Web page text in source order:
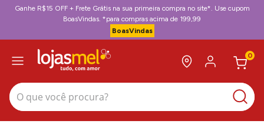
Ganhe R$15 OFF + Frete Grátis na sua primeira compra no site*. Use cupom
BoasVindas. *para compras acima de 199,99
BoasVindas
0
O que você procura?